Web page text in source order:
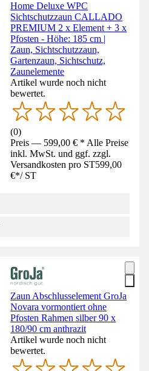
Home Deluxe WPC
Sichtschutzzaun CALLADO
PREMIUM 2 x Element + 3 x
Pfosten - Höhe: 185 cm |
Zaun, Sichtschutzzaun,
Gartenzaun, Sichtschutz,
Zaunelemente
Artikel wurde noch nicht
bewertet.
(0)
Preis — 599,00 € * Alle Preise
inkl. MwSt. und ggf. zzgl.
Versandkosten pro ST599,00
€*/ ST
Zaun Abschlusselement GroJa
Novara vormontiert ohne
Pfosten Rahmen silber 90 x
180/90 cm anthrazit
Artikel wurde noch nicht
bewertet.